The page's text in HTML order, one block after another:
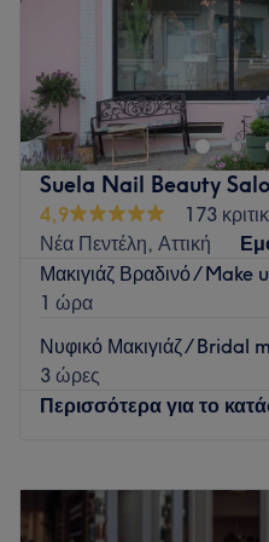
Go
Σε ένα χώρο φτιαγμένο για
προσφέρουμε μια μοναδική
σώματος και πνεύματος. Με
και επαγγελματική φροντίδα,
προσαρμοσμένη στις δικές
άγχος της καθημερινότητας.
ανακούφιση, αφήστε σε μια
ισορροπίας.
Go
Suela Nail Beauty
4,9
173
Νέα Πεντέλη, Αττική
Μακιγιάζ Βραδινό / Make
1 ώρα
Νυφικό Μακιγιάζ / Bridal
3 ώρες
Περισσότερα για το
Τρίτη
Τετάρτη